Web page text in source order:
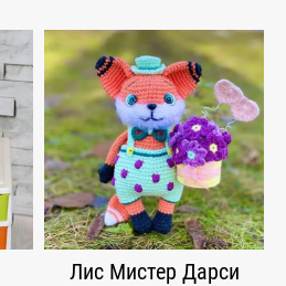
Лис Мистер Дарси